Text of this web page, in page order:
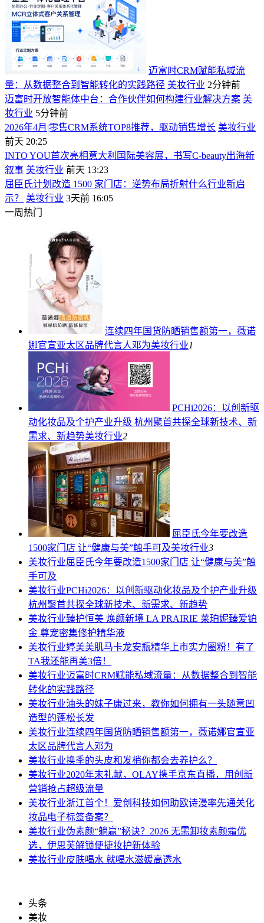
迈富时CRM赋能私域流
量：从数据整合到智能转化的实践路径 美妆行业 2分钟前
迈富时开放智能体中台：合作伙伴如何构建行业解决方案 美
妆行业 5分钟前
2026年4月|零售CRM系统TOP8推荐，驱动销售增长 美妆行业
前天 20:25
INTO YOU首次亮相意大利国际美容展，书写C-beauty出海新
叙事 美妆行业 前天 13:23
屈臣氏计划改造 1500 家门店：逆势布局折射什么行业新启
示？
美妆行业 3天前 16:05
一周热门
连续四年国货防晒销售额第一，薇诺
娜官宣亚太区品牌代言人邓为美妆行业1
PCHi2026：以创新驱
动化妆品及个护产业升级 杭州聚首共探全球新技术、新
需求、新趋势美妆行业2
屈臣氏今年要改造
1500家门店 让“健康与美”触手可及美妆行业3
美妆行业屈臣氏今年要改造1500家门店 让“健康与美”触
手可及
美妆行业PCHi2026：以创新驱动化妆品及个护产业升级
杭州聚首共探全球新技术、新需求、新趋势
美妆行业臻护恒美 焕颜新境 LA PRAIRIE 莱珀妮臻爱铂
金 尊宠密集修护精华液
美妆行业婷美美肌马卡龙安瓶精华上市实力圈粉！有了
TA我还能再美3倍！
美妆行业迈富时CRM赋能私域流量：从数据整合到智能
转化的实践路径
美妆行业油头的妹子康过来，教你如何拥有一头随意凹
造型的蓬松长发
美妆行业连续四年国货防晒销售额第一，薇诺娜官宣亚
太区品牌代言人邓为
美妆行业换季的头皮和发梢你都会去养护么？
美妆行业2020年末礼献，OLAY携手京东直播，用创新
营销抢占超级流量
美妆行业浙江首个！爱创科技如何助欧诗漫率先通关化
妆品电子标签备案？
美妆行业伪素颜“躺赢”秘诀？2026 无需卸妆素颜霜优
选，伊思芙解锁便捷妆护新体验
美妆行业皮肤喝水 就喝水滋媛高透水
头条
美妆